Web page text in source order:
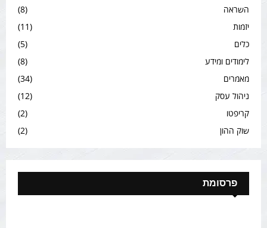
השראה
(8)
יזמות
(11)
כלים
(5)
לימודים ומידע
(8)
מאמרים
(34)
ניהול עסק
(12)
קריפטו
(2)
שוק ההון
(2)
פרסומת